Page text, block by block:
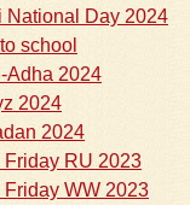
National Day 2024
school
Adha 2024
2024
2024
Friday RU 2023
Friday WW 2023